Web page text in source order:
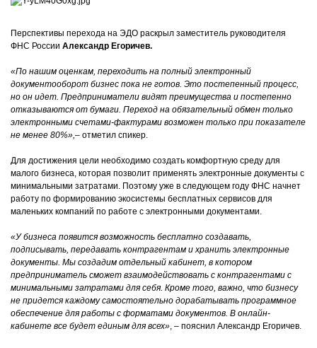
Перспективы перехода на ЭДО раскрыл заместитель руководителя
ФНС России Александр Егоричев.
«По нашим оценкам, переходить на полный электронный
документооборот бизнес пока не готов. Это постепенный процесс,
но он идет. Предприниматели видят преимущества и постепенно
отказываются от бумаги. Переход на обязательный обмен только
электронными счетами-фактурами возможен только при показателе
не менее 80%»,– отметил спикер.
Для достижения цели необходимо создать комфортную среду для
малого бизнеса, которая позволит применять электронные документы с
минимальными затратами. Поэтому уже в следующем году ФНС начнет
работу по формированию экосистемы бесплатных сервисов для
маленьких компаний по работе с электронными документами.
«У бизнеса появится возможность бесплатно создавать,
подписывать, передавать контрагентам и хранить электронные
документы. Мы создадим отдельный кабинет, в котором
предприниматель сможет взаимодействовать с контрагентами с
минимальными затратами для себя. Кроме того, важно, что бизнесу
не придется каждому самостоятельно дорабатывать программное
обеспечение для работы с форматами документов. В онлайн-
кабинете все будет единым для всех», – пояснил Александр Егоричев.